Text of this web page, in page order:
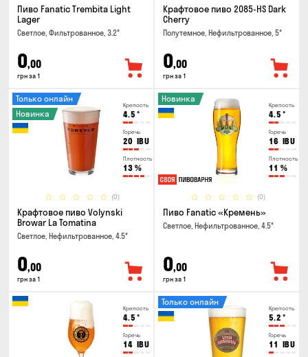
Пиво Fanatic Trembita Light
Lager
Светлое, Фильтрованное, 3.2°
0,00
грн за 1
Крафтовое пиво 2085-HS Dark
Cherry
Полутемное, Нефильтрованное, 5°
0,00
грн за 1
Крепость
4.5 °
Горечь
20 IBU
Плотность
13 %
(0)
Только онлайн
Новинка
Крафтовое пиво Volynski
Browar La Tomatina
Светлое, Нефильтрованное, 4.5°
0,00
грн за 1
Крепость
4.5 °
Горечь
16 IBU
Плотность
11 %
(0)
Новинка
Пиво Fanatic «Кремень»
Светлое, Нефильтрованное, 4.5°
0,00
грн за 1
Крепость
4.5 °
Горечь
14 IBU
Крепость
5.2 °
Горечь
11 IBU
Только онлайн